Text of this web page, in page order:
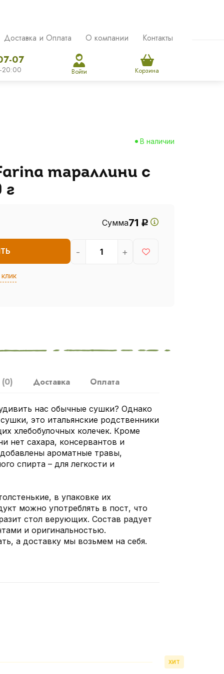
Доставка и Оплата О компании Контакты
07
20:00 Войти Корзина
В наличии
тараллини с
г
Сумма71 Р
- +
(0) Доставка Оплата
нас обычные сушки? Однако
это итальянские родственники
хлебобулочных колечек. Кроме
нет сахара, консервантов и
ароматные травы,
спирта – для легкости и
в упаковке их
можно употреблять в пост, что
стол верующих. Состав радует
и оригинальностью.
а доставку мы возьмем на себя.
ХИТ